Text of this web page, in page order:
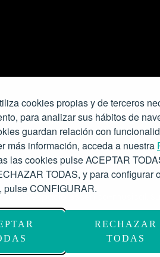
cookies propias y de terceros
para analizar sus hábitos de
guardan relación con
más información, acceda a nuestra
las cookies pulse ACEPTAR
TODAS, y para configurar
pulse CONFIGURAR.
RECHAZAR
TODAS
espacio escénico-musical.